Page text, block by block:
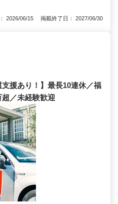
2026/06/15 掲載終了日： 2027/06/30
支援あり！】最長10連休／福
／未経験歓迎